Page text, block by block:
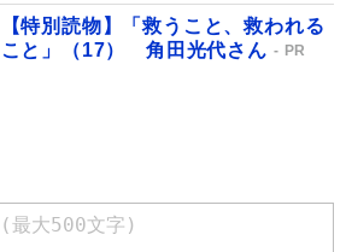
【特別読物】「救うこと、救われる
こと」（17） 角田光代さん
PR